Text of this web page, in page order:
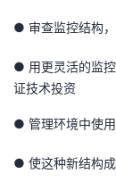
证
实
的
持
建
议
● 审查监控结构
● 用更灵活的监
证技术投资
● 管理环境中使
● 使这种新结构